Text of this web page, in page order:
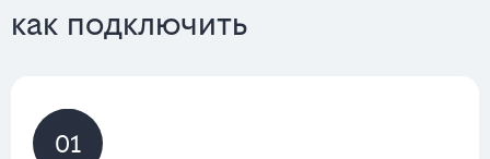
как подключить
01